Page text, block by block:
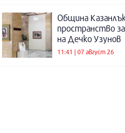
Община
пространство
на Дечко Узунов
11:41 | 07 август 26